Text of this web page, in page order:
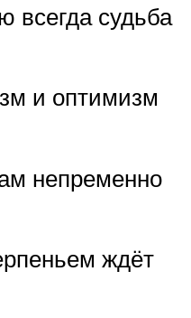
всегда судьба
и оптимизм
непременно
ждёт